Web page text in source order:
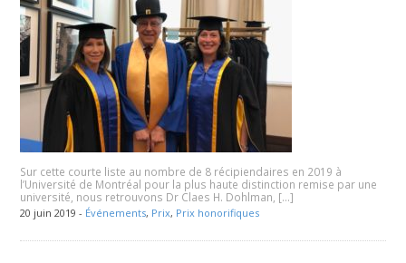
Sur cette courte liste au nombre de 8 récipiendaires en 2019 à
l’Université de Montréal pour la plus haute distinction remise par une
université, nous retrouvons Dr Claes H. Dohlman, […]
20 juin 2019 - Événements, Prix, Prix honorifiques